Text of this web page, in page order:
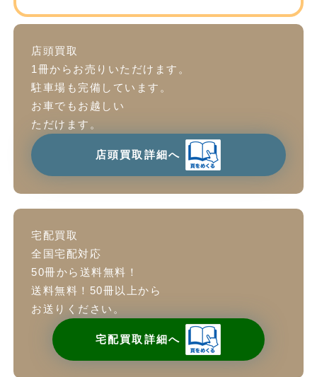
店頭買取
1冊からお売りいただけます。
駐車場も完備しています。
お車でもお越しい
ただけます。
店頭買取詳細へ
宅配買取
全国宅配対応
50冊から送料無料！
送料無料！50冊以上から
お送りください。
宅配買取詳細へ